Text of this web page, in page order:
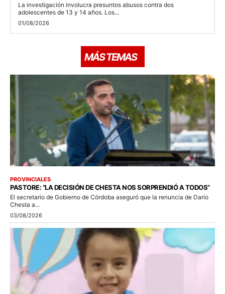
La investigación involucra presuntos abusos contra dos
adolescentes de 13 y 14 años. Los...
01/08/2026
MÁS TEMAS
PROVINCIALES
PASTORE: “LA DECISIÓN DE CHESTA NOS SORPRENDIÓ A TODOS”
El secretario de Gobierno de Córdoba aseguró que la renuncia de Darío
Chesta a...
03/08/2026